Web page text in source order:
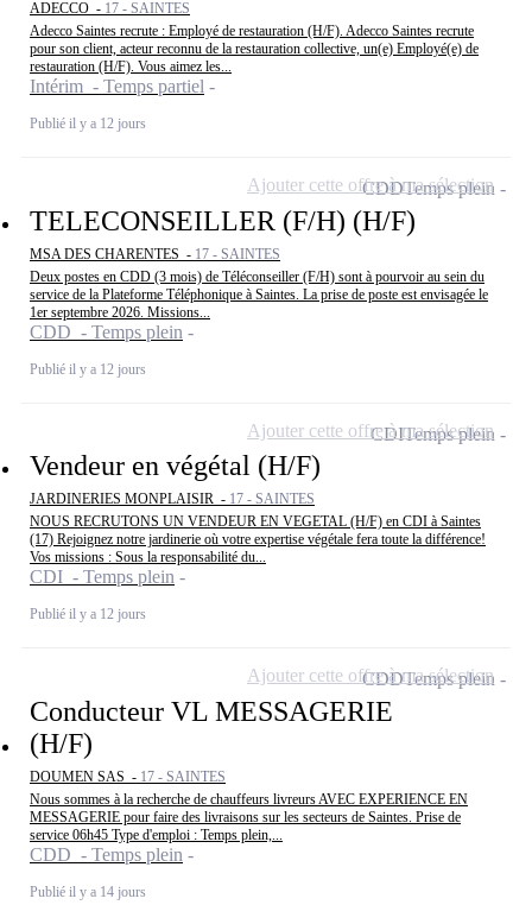
ADECCO - 17 - SAINTES
Adecco Saintes recrute : Employé de restauration (H/F). Adecco Saintes recrute
pour son client, acteur reconnu de la restauration collective, un(e) Employé(e) de
restauration (H/F). Vous aimez les...
Intérim - Temps partiel
Publié il y a 12 jours
TELECONSEILLER (F/H) (H/F)
MSA DES CHARENTES - 17 - SAINTES
Deux postes en CDD (3 mois) de Téléconseiller (F/H) sont à pourvoir au sein du
service de la Plateforme Téléphonique à Saintes. La prise de poste est envisagée le
1er septembre 2026. Missions...
CDD - Temps plein
Publié il y a 12 jours
CDDTemps plein
Ajouter cette offre à ma sélection
Vendeur en végétal (H/F)
JARDINERIES MONPLAISIR - 17 - SAINTES
NOUS RECRUTONS UN VENDEUR EN VEGETAL (H/F) en CDI à Saintes
(17) Rejoignez notre jardinerie où votre expertise végétale fera toute la différence!
Vos missions : Sous la responsabilité du...
CDI - Temps plein
Publié il y a 12 jours
CDITemps plein
Ajouter cette offre à ma sélection
Conducteur VL MESSAGERIE
(H/F)
DOUMEN SAS - 17 - SAINTES
Nous sommes à la recherche de chauffeurs livreurs AVEC EXPERIENCE EN
MESSAGERIE pour faire des livraisons sur les secteurs de Saintes. Prise de
service 06h45 Type d'emploi : Temps plein,...
CDD - Temps plein
Publié il y a 14 jours
CDDTemps plein
Ajouter cette offre à ma sélection